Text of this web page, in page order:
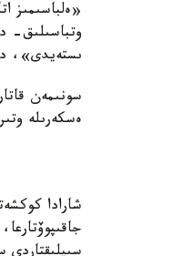
«ەلباسىمىز
وتباسىلىق-
ىستەيدى»،
سونىمەن
ەسكەرىلە
شارادا